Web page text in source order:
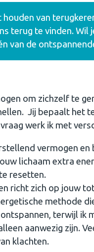
van
terug te vinden. Wil
van de
om zichzelf te
Jij bepaalt het
werk ik met
vermogen en
lichaam extra
resetten.
richt zich op jouw
methode
terwijl ik
aanwezig zijn.
klachten.